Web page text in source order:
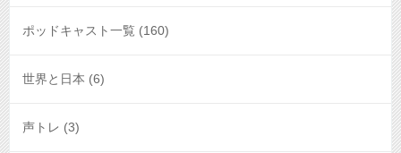
ポッドキャスト一覧 (160)
世界と日本 (6)
声トレ (3)